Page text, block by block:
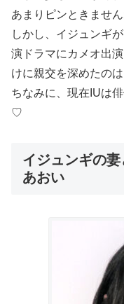
あまりピンときません
しかし、イジュンギ
演ドラマにカメオ出
けに親交を深めたの
ちなみに、現在IUは
♡
イジュンギの
あおい